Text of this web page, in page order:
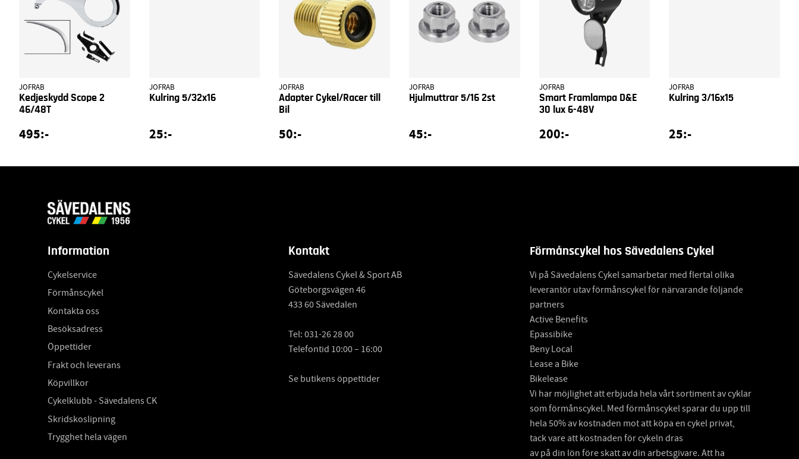
JOFRAB
Kedjeskydd Scope 2
46/48T
495:-
JOFRAB
Kulring 5/32x16
25:-
JOFRAB
Adapter Cykel/Racer till
Bil
50:-
JOFRAB
Hjulmuttrar 5/16 2st
45:-
JOFRAB
Smart Framlampa D&E
30 lux 6-48V
200:-
JOFRAB
Kulring 3/16x15
25:-
Information
Cykelservice
Förmånscykel
Kontakta oss
Besöksadress
Öppettider
Frakt och leverans
Köpvillkor
Cykelklubb - Sävedalens CK
Skridskoslipning
Trygghet hela vägen
Kontakt
Sävedalens Cykel & Sport AB
Göteborgsvägen 46
433 60 Sävedalen
Tel:031-26 28 00
Telefontid 10:00 – 16:00
Se butikens öppettider
Förmånscykel hos Sävedalens Cykel
Vi på Sävedalens Cykel samarbetar med flertal olika
leverantör utav förmånscykel för närvarande följande
partners
Active Benefits
Epassibike
Beny Local
Lease a Bike
Bikelease
Vi har möjlighet att erbjuda hela vårt sortiment av cyklar
som förmånscykel. Med förmånscykel sparar du upp till
hela 50% av kostnaden mot att köpa en cykel privat,
tack vare att kostnaden för cykeln dras
av på din lön före skatt av din arbetsgivare. Att ha